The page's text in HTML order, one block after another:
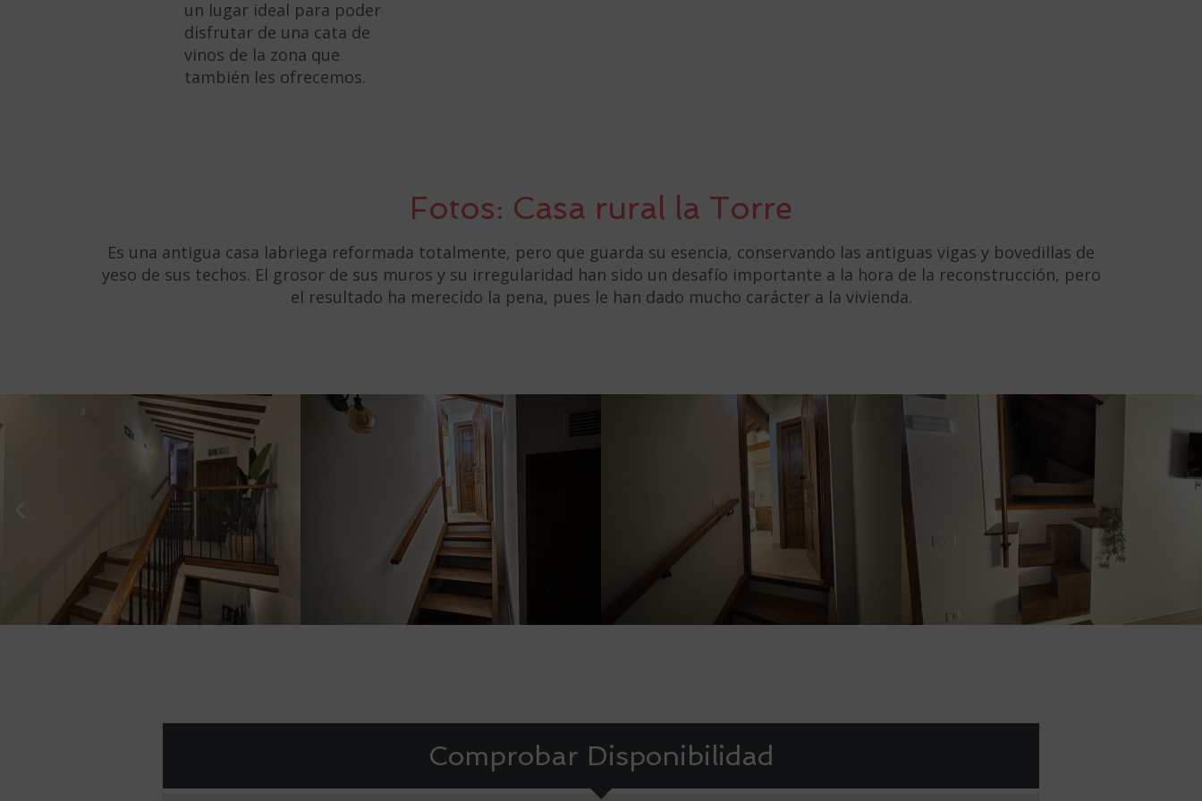
un lugar ideal para poder
disfrutar de una cata de
vinos de la zona que
también les ofrecemos.
Fotos: Casa rural la Torre
Es una antigua casa labriega reformada totalmente, pero que guarda su esencia, conservando las antiguas vigas y bovedillas de
yeso de sus techos. El grosor de sus muros y su irregularidad han sido un desafío importante a la hora de la reconstrucción, pero
el resultado ha merecido la pena, pues le han dado mucho carácter a la vivienda.
Comprobar Disponibilidad